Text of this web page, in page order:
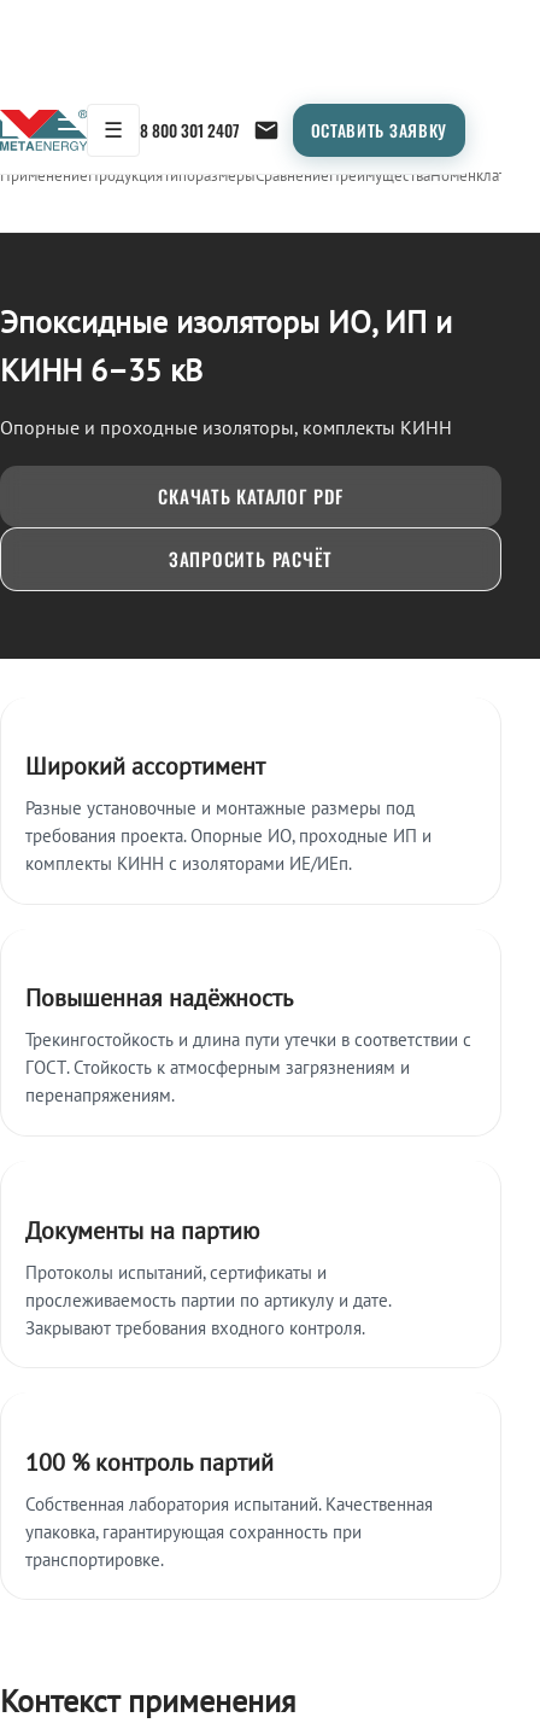
☰ 8 800 301 2407 ОСТАВИТЬ ЗАЯВКУ
← Продукция/ИЗОЛЯТОРЫ ЭПОКСИДНЫЕ (ИО, ИП, КИНН)
ПрименениеПродукцияТипоразмерыСравнениеПреимуществаНоменклатура
Эпоксидные изоляторы ИО, ИП и
КИНН 6–35 кВ
Опорные и проходные изоляторы, комплекты КИНН
СКАЧАТЬ КАТАЛОГ PDF
ЗАПРОСИТЬ РАСЧЁТ
Широкий ассортимент
Разные установочные и монтажные размеры под
требования проекта. Опорные ИО, проходные ИП и
комплекты КИНН с изоляторами ИЕ/ИЕп.
Повышенная надёжность
Трекингостойкость и длина пути утечки в соответствии с
ГОСТ. Стойкость к атмосферным загрязнениям и
перенапряжениям.
Документы на партию
Протоколы испытаний, сертификаты и
прослеживаемость партии по артикулу и дате.
Закрывают требования входного контроля.
100 % контроль партий
Собственная лаборатория испытаний. Качественная
упаковка, гарантирующая сохранность при
транспортировке.
Контекст применения